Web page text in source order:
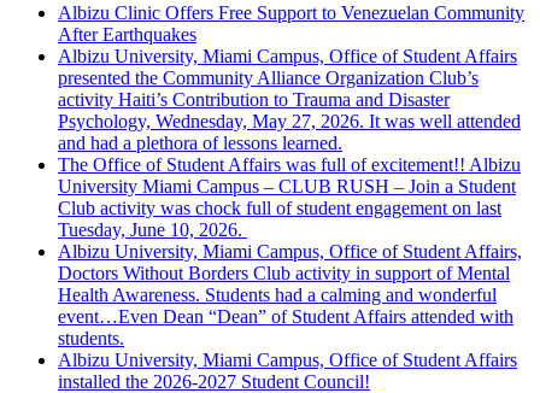
Albizu Clinic Offers Free Support to Venezuelan Community
After Earthquakes
Albizu University, Miami Campus, Office of Student Affairs
presented the Community Alliance Organization Club’s
activity Haiti’s Contribution to Trauma and Disaster
Psychology, Wednesday, May 27, 2026. It was well attended
and had a plethora of lessons learned.
The Office of Student Affairs was full of excitement!! Albizu
University Miami Campus – CLUB RUSH – Join a Student
Club activity was chock full of student engagement on last
Tuesday, June 10, 2026.
Albizu University, Miami Campus, Office of Student Affairs,
Doctors Without Borders Club activity in support of Mental
Health Awareness. Students had a calming and wonderful
event…Even Dean “Dean” of Student Affairs attended with
students.
Albizu University, Miami Campus, Office of Student Affairs
installed the 2026-2027 Student Council!